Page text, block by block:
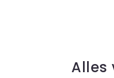
Alles